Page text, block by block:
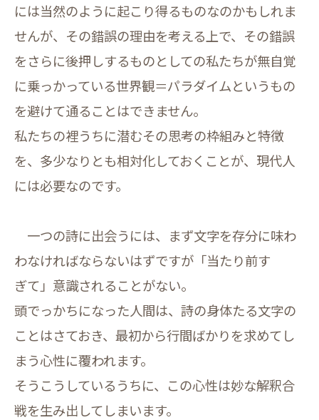
には当然のように起こり得るものなのかもしれま
せんが、その錯誤の理由を考える上で、その錯誤
をさらに後押しするものとしての私たちが無自覚
に乗っかっている世界観＝パラダイムというもの
を避けて通ることはできません。
私たちの裡うちに潜むその思考の枠組みと特徴
を、多少なりとも相対化しておくことが、現代人
には必要なのです。
一つの詩に出会うには、まず文字を存分に味わ
わなければならないはずですが「当たり前す
ぎて」意識されることがない。
頭でっかちになった人間は、詩の身体たる文字の
ことはさておき、最初から行間ばかりを求めてし
まう心性に覆われます。
そうこうしているうちに、この心性は妙な解釈合
戦を生み出してしまいます。